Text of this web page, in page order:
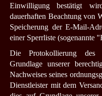
Einwilligung bestätigt
dauerhaften Beachtung von
Speicherung der E-Mail-
einer Sperrliste (sogenannte
Die Protokollierung des
Grundlage unserer
Nachweises seines
Dienstleister mit dem